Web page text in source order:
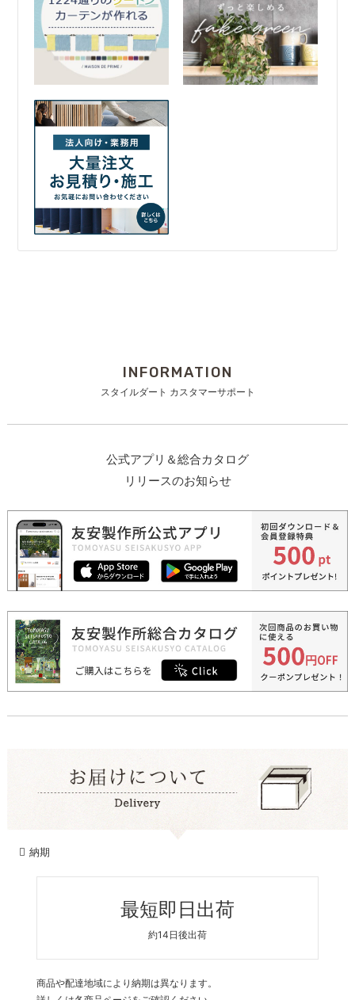
INFORMATION
スタイルダート カスタマーサポート
公式アプリ＆総合カタログ
リリースのお知らせ
納期
最短即日出荷
約14日後出荷
商品や配達地域により納期は異なります。